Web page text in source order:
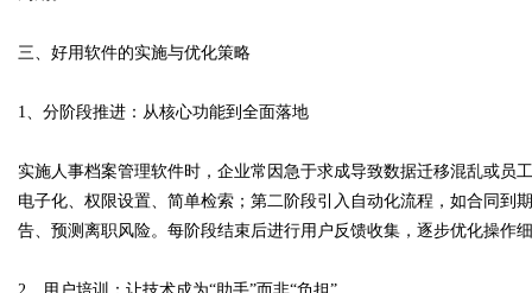
三、好用软件的实施与优化策略
1、分阶段推进：从核心功能到全面落地
实施人事档案管理软件时，企业常因急于求成导致数据迁移混乱或员
电子化、权限设置、简单检索；第二阶段引入自动化流程，如合同到
告、预测离职风险。每阶段结束后进行用户反馈收集，逐步优化操作